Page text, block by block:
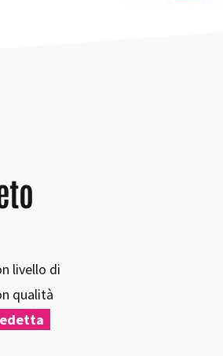
livello di
qualità